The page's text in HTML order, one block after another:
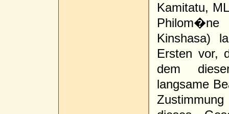
Kamitatu,
Kinshasa)
Ersten vor,
dem
langsame